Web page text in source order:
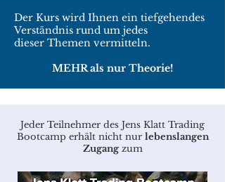
Der Kurs wird Ihnen ein tiefgehendes
Verständnis rund um jedes
dieser Themen vermitteln.
MEHR als nur Theorie!
Jeder Teilnehmer des Jens Klatt Trading
Bootcamp erhält nicht nur lebenslangen
Zugangzum